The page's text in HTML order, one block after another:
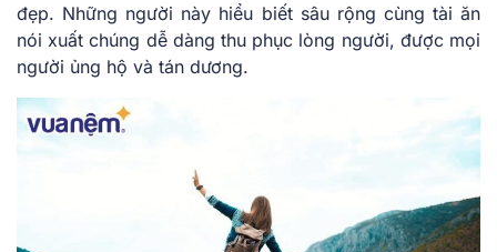
đẹp. Những người này hiểu biết sâu rộng cùng tài ăn
nói xuất chúng dễ dàng thu phục lòng người, được mọi
người ủng hộ và tán dương.